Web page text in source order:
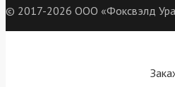
© 2017-2026 ООО «Фоксвэлд